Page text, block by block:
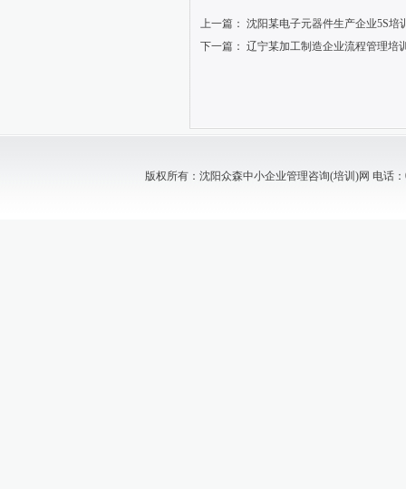
上一篇： 沈阳某电子元器件生产企业5S培
下一篇： 辽宁某加工制造企业流程管理培
版权所有：沈阳众森中小企业管理咨询(培训)网 电话：